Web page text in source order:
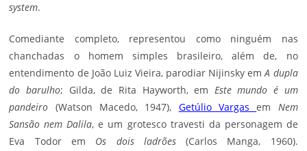
system.
Comediante completo, representou como ninguém nas
chanchadas o homem simples brasileiro, além de, no
entendimento de João Luiz Vieira, parodiar Nijinsky emA dupla
do barulho; Gilda, de Rita Hayworth, em Este mundo é um
pandeiro (Watson Macedo, 1947), Getúlio Vargasem Nem
Sansão nem Dalila, e um grotesco travesti da personagem de
Eva Todor em Os dois ladrões(Carlos Manga, 1960).